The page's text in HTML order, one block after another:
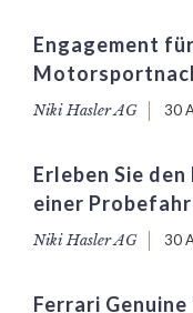
Engagement
Niki Hasler AG 30
Erleben Sie
einer
Niki Hasler AG 30
Ferrari